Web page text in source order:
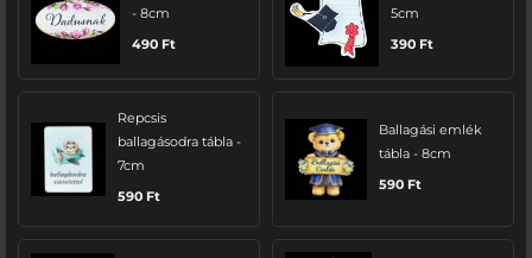
- 8cm
490 Ft
5cm
390 Ft
Repcsis
ballagásodra tábla -
7cm
590 Ft
Ballagási emlék
tábla - 8cm
590 Ft